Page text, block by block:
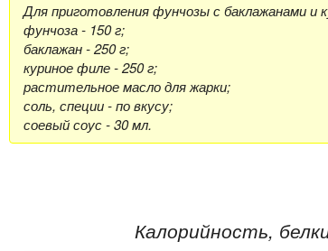
Для приготовления фунчозы с баклажанами и
фунчоза - 150 г;
баклажан - 250 г;
куриное филе - 250 г;
растительное масло для жарки;
соль, специи - по вкусу;
соевый соус - 30 мл.
Калорийность,